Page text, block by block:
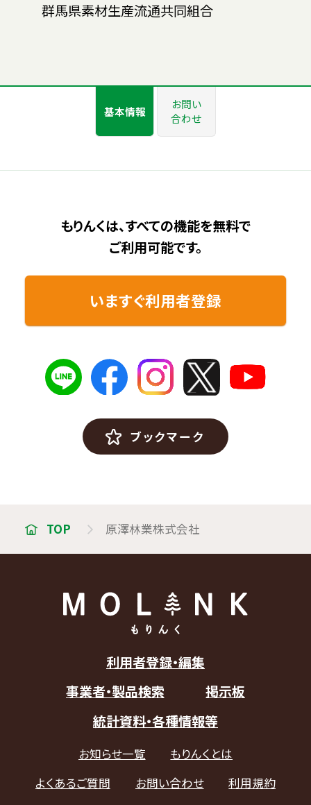
群馬県素材生産流通共同組合
基本情報
お問い
合わせ
もりんくは、すべての機能を無料で
ご利用可能です。
いますぐ利用者登録
ブックマーク
TOP 原澤林業株式会社
利用者登録・編集
事業者・製品検索
掲示板
統計資料・各種情報等
お知らせ一覧
もりんくとは
よくあるご質問
お問い合わせ
利用規約